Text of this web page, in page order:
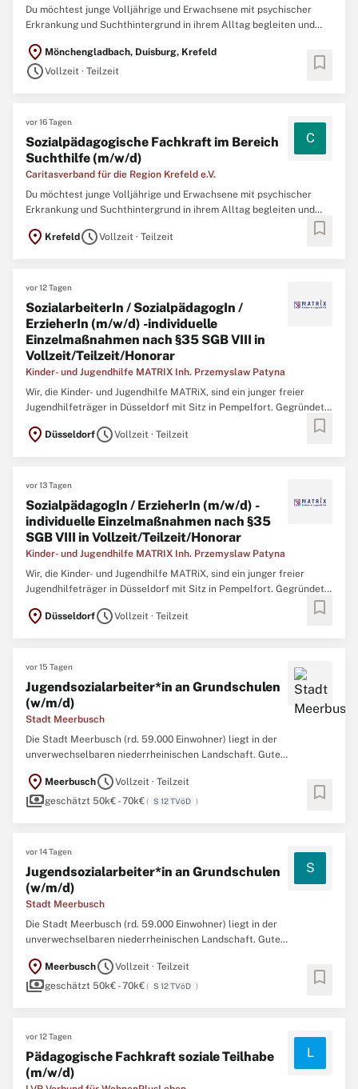
Du möchtest junge Volljährige und Erwachsene mit psychischer
Erkrankung und Suchthintergrund in ihrem Alltag begleiten und
Suchtbereich" suchen wir zum nächstmöglichen Zeitpunkt eine
engagierte Fachkraft (m/w/d) mit sozial- oder
location_on Mönchengladbach, Duisburg, Krefeld
scheduleVollzeit · Teilzeit bookmark
vor 16 Tagen
Sozialpädagogische Fachkraft im Bereich
Suchthilfe (m/w/d)
Caritasverband für die Region Krefeld e.V.
C
Du möchtest junge Volljährige und Erwachsene mit psychischer
Erkrankung und Suchthintergrund in ihrem Alltag begleiten und
unterstützen? Für unser Angebot "Ambulant Betreutes Wohnen im
Suchtbereich" suchen wir zum nächstmöglichen Zeitpunkt eine
location_on Krefeld scheduleVollzeit · Teilzeit bookmark
vor 12 Tagen
SozialarbeiterIn / SozialpädagogIn /
ErzieherIn (m/w/d) -individuelle
Einzelmaßnahmen nach §35 SGB VIII in
Vollzeit/Teilzeit/Honorar
Kinder- und Jugendhilfe MATRIX Inh. Przemyslaw Patyna
Wir, die Kinder- und Jugendhilfe MATRiX, sind ein junger freier
Jugendhilfeträger in Düsseldorf mit Sitz in Pempelfort. Gegründet
bieten wir seitdem Hilfen im Bereich der ambulanten Jugendhilfe
location_on DüsseldorfscheduleVollzeit · Teilzeit bookmark
vor 13 Tagen
SozialpädagogIn / ErzieherIn (m/w/d) -
individuelle Einzelmaßnahmen nach §35
SGB VIII in Vollzeit/Teilzeit/Honorar
Kinder- und Jugendhilfe MATRIX Inh. Przemyslaw Patyna
Wir, die Kinder- und Jugendhilfe MATRiX, sind ein junger freier
Jugendhilfeträger in Düsseldorf mit Sitz in Pempelfort. Gegründet
bieten wir seitdem Hilfen im Bereich der ambulanten Jugendhilfe
location_on DüsseldorfscheduleVollzeit · Teilzeit bookmark
vor 15 Tagen
Jugendsozialarbeiter*in an Grundschulen
(w/m/d)
Stadt Meerbusch
Die Stadt Meerbusch (rd. 59.000 Einwohner) liegt in der
unverwechselbaren niederrheinischen Landschaft. Gute
Kultur-, und Erholungsangebote, ein buntes Vereinsleben und
rheinisches Brauchtum, städtisches Flair und ländliches Grün
location_on MeerbuschscheduleVollzeit · Teilzeit
paymentsgeschätzt 50k€ - 70k€( S 12 TVöD ) bookmark
vor 14 Tagen
Jugendsozialarbeiter*in an Grundschulen
(w/m/d)
Stadt Meerbusch
S
Die Stadt Meerbusch (rd. 59.000 Einwohner) liegt in der
unverwechselbaren niederrheinischen Landschaft. Gute
Kultur-, und Erholungsangebote, ein buntes Vereinsleben und
rheinisches Brauchtum, städtisches Flair und ländliches Grün
location_on MeerbuschscheduleVollzeit · Teilzeit
paymentsgeschätzt 50k€ - 70k€( S 12 TVöD ) bookmark
vor 12 Tagen
Pädagogische Fachkraft soziale Teilhabe
(m/w/d)
L